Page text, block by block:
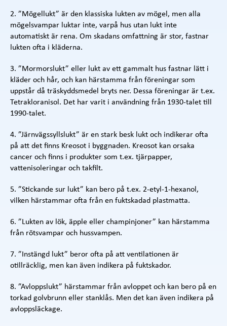
2. ”Mögellukt” är den klassiska lukten av mögel, men alla
mögelsvampar luktar inte, varpå hus utan lukt inte
automatiskt är rena. Om skadans omfattning är stor, fastnar
lukten ofta i kläderna.
3. ”Mormorslukt” eller lukt av ett gammalt hus fastnar lätt i
kläder och hår, och kan härstamma från föreningar som
uppstår då träskyddsmedel bryts ner. Dessa föreningar är t.ex.
Tetrakloranisol. Det har varit i användning från 1930-talet till
1990-talet.
4. ”Järnvägssyllslukt” är en stark besk lukt och indikerar ofta
på att det finns Kreosot i byggnaden. Kreosot kan orsaka
cancer och finns i produkter som t.ex. tjärpapper,
vattenisoleringar och takfilt.
5. ”Stickande sur lukt” kan bero på t.ex. 2-etyl-1-hexanol,
vilken härstammar ofta från en fuktskadad plastmatta.
6. ”Lukten av lök, äpple eller champinjoner” kan härstamma
från rötsvampar och hussvampen.
7. ”Instängd lukt” beror ofta på att ventilationen är
otillräcklig, men kan även indikera på fuktskador.
8. ”Avloppslukt” härstammar från avloppet och kan bero på en
torkad golvbrunn eller stanklås. Men det kan även indikera på
avloppsläckage.